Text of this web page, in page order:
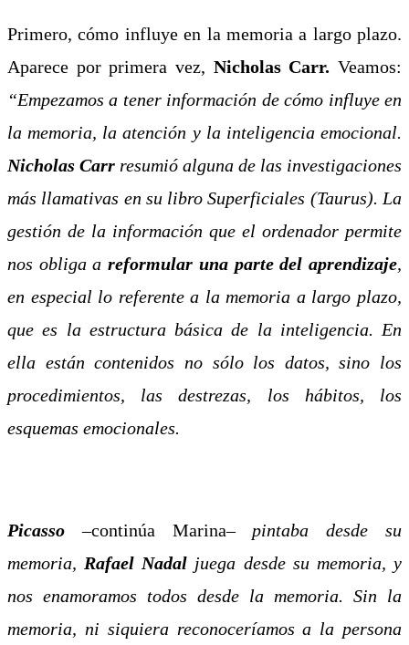
Primero, cómo influye en la memoria a largo plazo.
Aparece por primera vez, Nicholas Carr. Veamos:
“Empezamos a tener información de cómo influye en
la memoria, la atención y la inteligencia emocional.
Nicholas Carr resumió alguna de las investigaciones
más llamativas en su libro Superficiales (Taurus). La
gestión de la información que el ordenador permite
nos obliga areformular una parte del aprendizaje,
en especial lo referente a la memoria a largo plazo,
que es la estructura básica de la inteligencia. En
ella están contenidos no sólo los datos, sino los
procedimientos, las destrezas, los hábitos, los
esquemas emocionales.
Picasso –continúa Marina– pintaba desde su
memoria, Rafael Nadal juega desde su memoria, y
nos enamoramos todos desde la memoria. Sin la
memoria, ni siquiera reconoceríamos a la persona